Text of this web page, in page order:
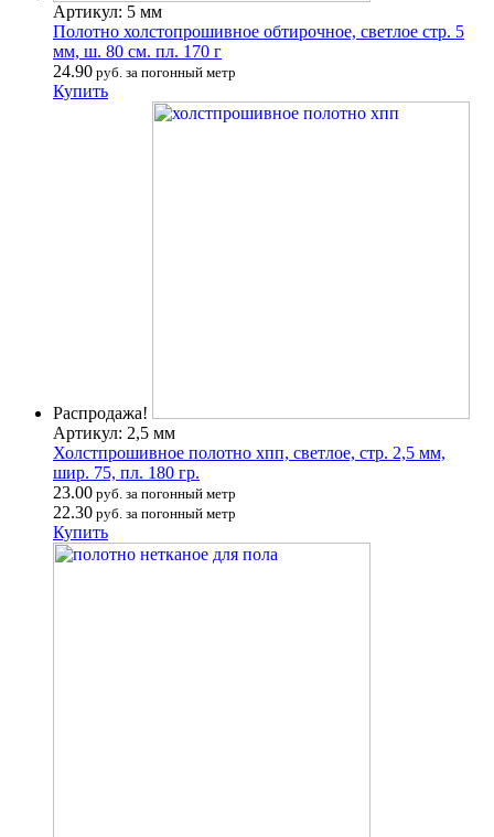
Артикул: 5 мм
Полотно холстопрошивное обтирочное, светлое стр. 5
мм, ш. 80 см. пл. 170 г
24.90 руб. за погонный метр
Купить
Распродажа!
Артикул: 2,5 мм
Холстпрошивное полотно хпп, светлое, стр. 2,5 мм,
шир. 75, пл. 180 гр.
23.00 руб. за погонный метр
22.30 руб. за погонный метр
Купить